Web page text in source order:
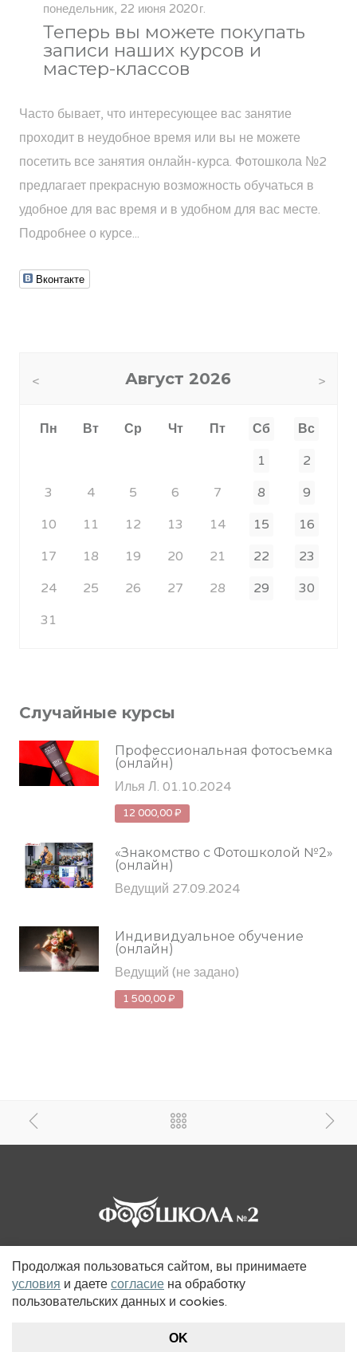
понедельник, 22 июня 2020 г.
Теперь вы можете покупать
записи наших курсов и
мастер-классов
Часто бывает, что интересующее вас занятие
проходит в неудобное время или вы не можете
посетить все занятия онлайн-курса. Фотошкола №2
предлагает прекрасную возможность обучаться в
удобное для вас время и в удобном для вас месте.
Подробнее о курсе...
Вконтакте
Август 2026
Пн Вт Ср Чт Пт Сб
Вс
1
2
3
4 5 6 7 8
9
10
11 12 13 14 15
16
17
18 19 20 21 22
23
24
25 26 27 28 29
30
31
Случайные курсы
Профессиональная фотосъемка
(онлайн)
Илья Л. 01.10.2024
12 000,00 ₽
«Знакомство с Фотошколой №2»
(онлайн)
Ведущий 27.09.2024
Индивидуальное обучение
(онлайн)
Ведущий (не задано)
1 500,00 ₽
Продолжая пользоваться сайтом, вы принимаете
условия и даете согласие на обработку
пользовательских данных и cookies.
OK